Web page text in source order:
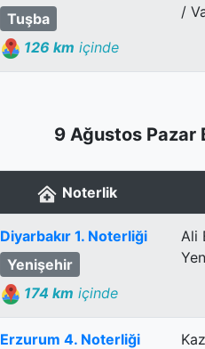
Tuşba
126 km içinde
/
9 Ağustos Pazar
Noterlik
Diyarbakır 1. Noterliği
Yenişehir
174 km içinde
Ali
Erzurum 4. Noterliği